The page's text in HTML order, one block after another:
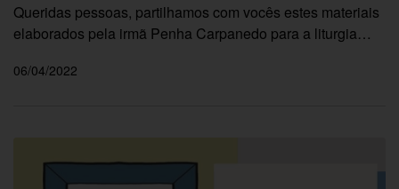
Queridas pessoas, partilhamos com vocês estes materiais
elaborados pela irmã Penha Carpanedo para a liturgia…
06/04/2022